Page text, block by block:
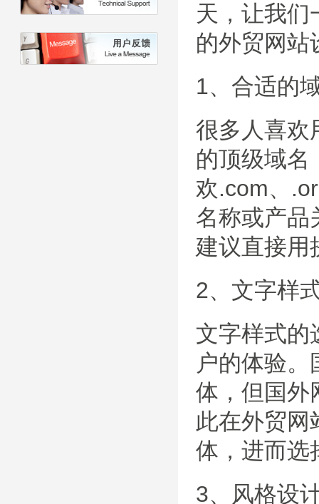
天，让我们
的外贸网站
1、合适的
很多人喜欢
的顶级域名
欢.com、
名称或产品
建议直接用
2、文字样
文字样式的
户的体验
体，但国外
此在外贸网
体，进而选
3、风格设